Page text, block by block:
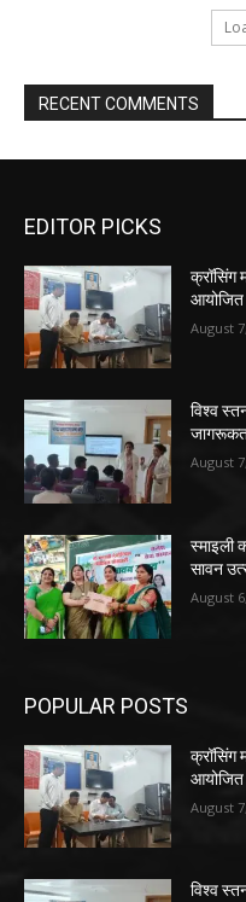
RECENT COMMENTS
EDITOR PICKS
क्रॉसिंग
आयोजित
August
विश्व
August
स्माइली
सावन
August
POPULAR POSTS
क्रॉसिंग
आयोजित
August
विश्व